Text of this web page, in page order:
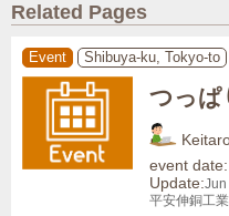
Related Pages
Event Shibuya-ku, Tokyo-to
つっぱ
event
Update:Jun
平安伸銅工